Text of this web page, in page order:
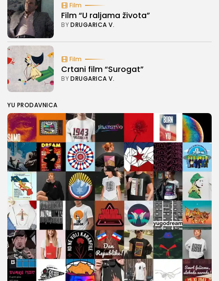
Film
Film “U raljama života”
BYDRUGARICA V.
Film
Crtani film “Surogat”
BYDRUGARICA V.
YU PRODAVNICA